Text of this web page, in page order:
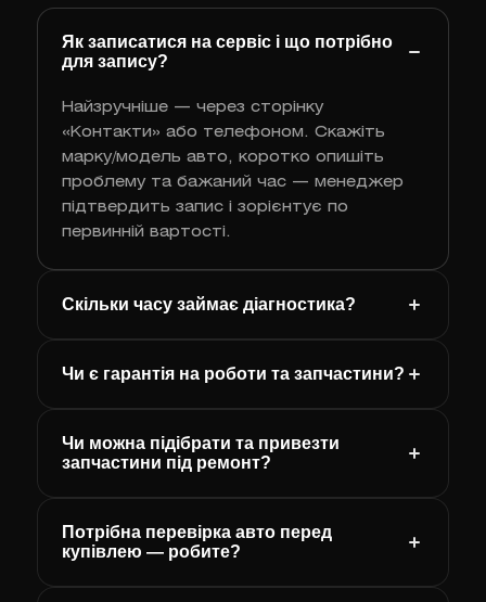
Як записатися на сервіс і що потрібно
для запису?
Найзручніше — через сторінку
«Контакти» або телефоном. Скажіть
марку/модель авто, коротко опишіть
проблему та бажаний час — менеджер
підтвердить запис і зорієнтує по
первинній вартості.
Скільки часу займає діагностика?
Чи є гарантія на роботи та запчастини?
Чи можна підібрати та привезти
запчастини під ремонт?
Потрібна перевірка авто перед
купівлею — робите?